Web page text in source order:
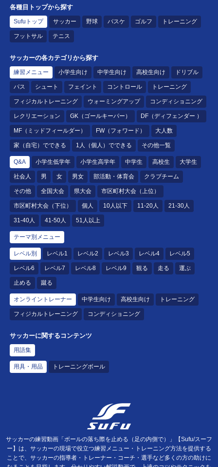
各種目トップから探す
Sufuトップ サッカー 野球 バスケ ゴルフ トレーニング
フットサル テニス
サッカーの各カテゴリから探す
練習メニュー 小学生向け 中学生向け 高校生向け ドリブル
パス シュート フェイント コントロール トレーニング
フィジカルトレーニング ウォーミングアップ コンディショニング
レクリエーション GK（ゴールキーパー） DF（ディフェンダー ）
MF（ミッドフィールダー） FW（フォワード） 大人数
家（自宅）でできる 1人（個人）でできる その他一覧
Q&A 小学生低学年 小学生高学年 中学生 高校生 大学生
社会人 男 女 男女 部活動・体育会 クラブチーム
その他 全国大会 県大会 市区町村大会（上位）
市区町村大会（下位） 個人 10人以下 11-20人 21-30人
31-40人 41-50人 51人以上
テーマ別メニュー
レベル別 レベル1 レベル2 レベル3 レベル4 レベル5
レベル6 レベル7 レベル8 レベル9 観る 走る 運ぶ
止める 蹴る
オンライントレーナー 中学生向け 高校生向け トレーニング
フィジカルトレーニング コンディショニング
サッカーに関するコンテンツ
用語集
用具・用品 トレーニングボール
サッカーの練習動画「ボールの落ち際を止める（足の内側で）」【Sufu/スーフ
ー】は、サッカーの現場で役立つ練習メニュー・トレーニング方法を提供する
ことで、サッカーの指導者・トレーナー・コーチ・選手など多くの方の助けに